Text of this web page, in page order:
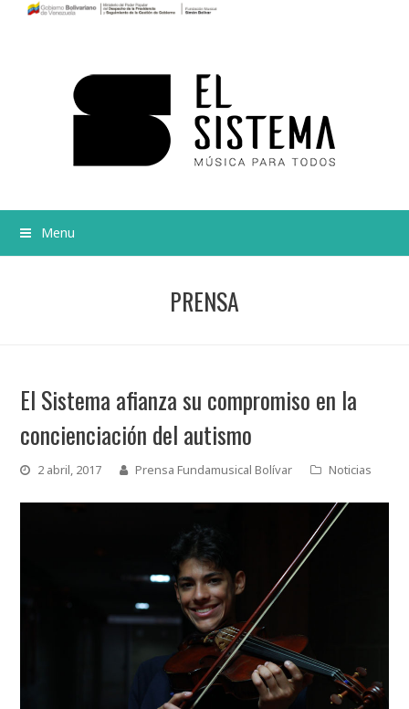
Menu
PRENSA
El Sistema afianza su compromiso en la
concienciación del autismo
2 abril, 2017 Prensa Fundamusical Bolívar Noticias